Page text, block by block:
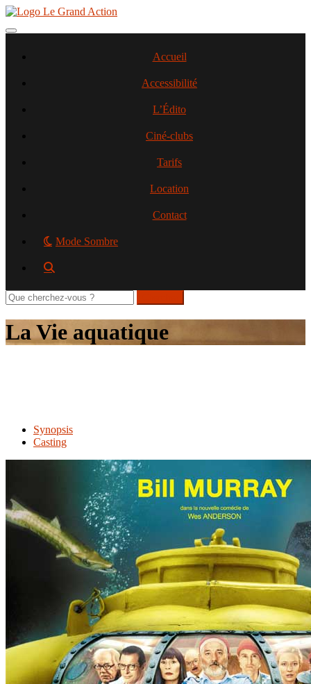
Aller
contenu
Toggle navigation
Accueil
Accessibilité
L’Édito
Ciné-clubs
Tarifs
Location
Contact
Mode Sombre
Rechercher
sur
le
site
La Vie aquatique
Synopsis
Casting